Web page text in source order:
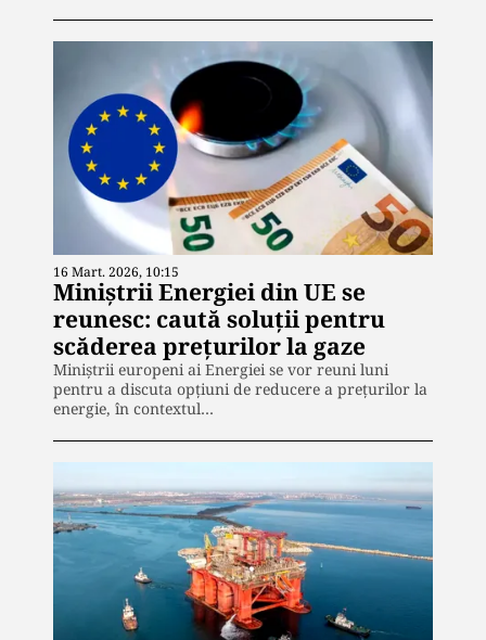
16 Mart. 2026, 10:15
Miniștrii Energiei din UE se
reunesc: caută soluții pentru
scăderea prețurilor la gaze
Miniștrii europeni ai Energiei se vor reuni luni
pentru a discuta opțiuni de reducere a prețurilor la
energie, în contextul…